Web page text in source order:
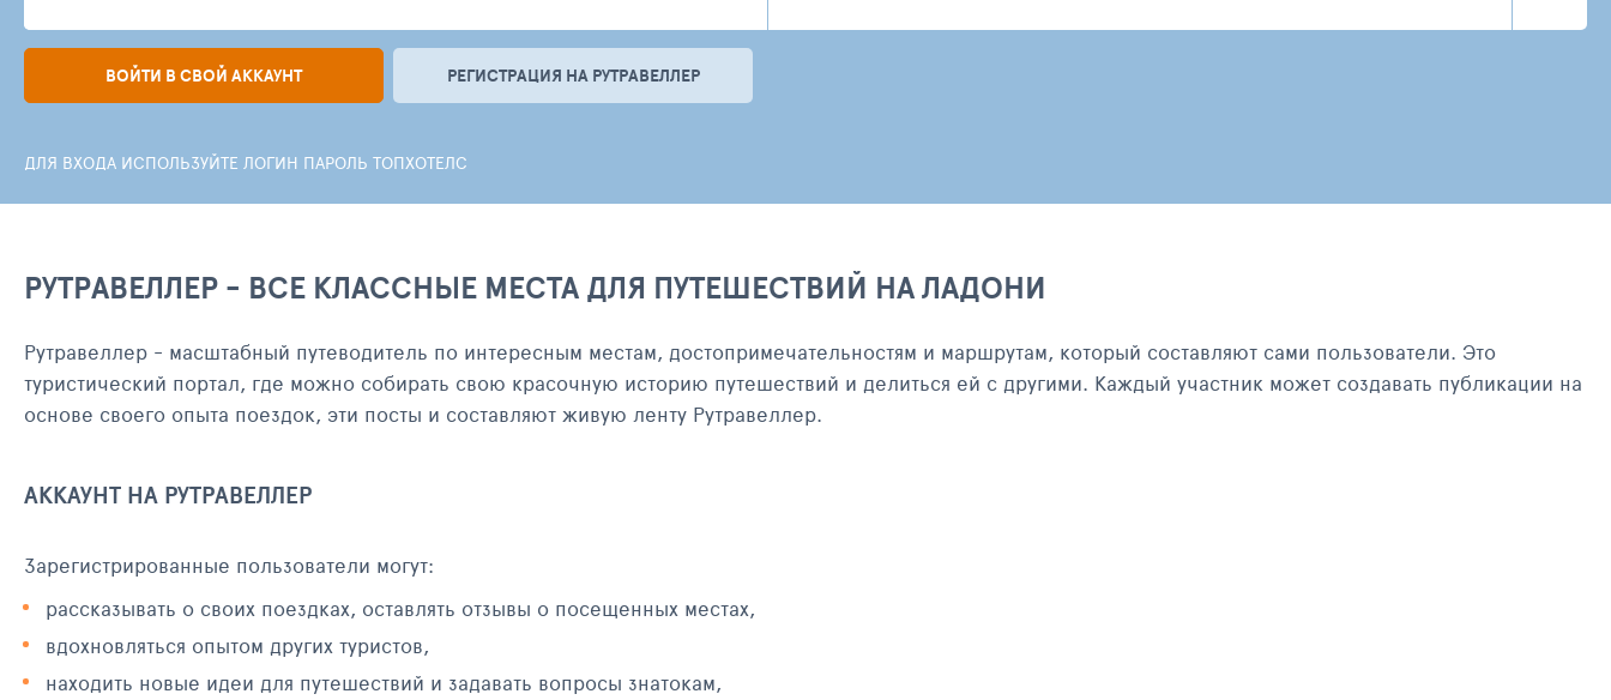
ВОЙТИ В СВОЙ АККАУНТ РЕГИСТРАЦИЯ НА РУТРАВЕЛЛЕР
ДЛЯ ВХОДА ИСПОЛЬЗУЙТЕ ЛОГИН ПАРОЛЬ ТОПХОТЕЛС
РУТРАВЕЛЛЕР - ВСЕ КЛАССНЫЕ МЕСТА ДЛЯ ПУТЕШЕСТВИЙ НА ЛАДОНИ
Рутравеллер - масштабный путеводитель по интересным местам, достопримечательностям и маршрутам, который составляют сами пользователи. Это
туристический портал, где можно собирать свою красочную историю путешествий и делиться ей с другими. Каждый участник может создавать публикации на
основе своего опыта поездок, эти посты и составляют живую ленту Рутравеллер.
АККАУНТ НА РУТРАВЕЛЛЕР
Зарегистрированные пользователи могут:
рассказывать о своих поездках, оставлять отзывы о посещенных местах,
вдохновляться опытом других туристов,
находить новые идеи для путешествий и задавать вопросы знатокам,